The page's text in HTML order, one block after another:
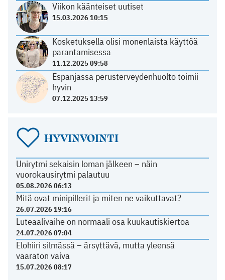
Viikon käänteiset uutiset
15.03.2026 10:15
Kosketuksella olisi monenlaista käyttöä
parantamisessa
11.12.2025 09:58
Espanjassa perusterveydenhuolto toimii
hyvin
07.12.2025 13:59
HYVINVOINTI
Unirytmi sekaisin loman jälkeen – näin
vuorokausirytmi palautuu
05.08.2026 06:13
Mitä ovat minipillerit ja miten ne vaikuttavat?
26.07.2026 19:16
Luteaalivaihe on normaali osa kuukautiskiertoa
24.07.2026 07:04
Elohiiri silmässä – ärsyttävä, mutta yleensä
vaaraton vaiva
15.07.2026 08:17